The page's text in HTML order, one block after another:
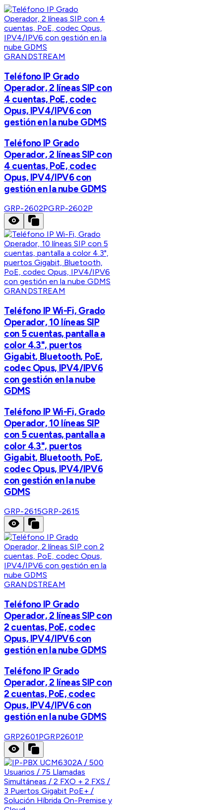
GRANDSTREAM
Teléfono IP Grado
Operador, 2 líneas SIP con
4 cuentas, PoE, codec
Opus, IPV4/IPV6 con
gestión en la nube GDMS
Teléfono IP Grado
Operador, 2 líneas SIP con
4 cuentas, PoE, codec
Opus, IPV4/IPV6 con
gestión en la nube GDMS
GRP-2602PGRP-2602P
GRANDSTREAM
Teléfono IP Wi-Fi, Grado
Operador, 10 líneas SIP
con 5 cuentas, pantalla a
color 4.3", puertos
Gigabit, Bluetooth, PoE,
codec Opus, IPV4/IPV6
con gestión en la nube
GDMS
Teléfono IP Wi-Fi, Grado
Operador, 10 líneas SIP
con 5 cuentas, pantalla a
color 4.3", puertos
Gigabit, Bluetooth, PoE,
codec Opus, IPV4/IPV6
con gestión en la nube
GDMS
GRP-2615GRP-2615
GRANDSTREAM
Teléfono IP Grado
Operador, 2 líneas SIP con
2 cuentas, PoE, codec
Opus, IPV4/IPV6 con
gestión en la nube GDMS
Teléfono IP Grado
Operador, 2 líneas SIP con
2 cuentas, PoE, codec
Opus, IPV4/IPV6 con
gestión en la nube GDMS
GRP2601PGRP2601P